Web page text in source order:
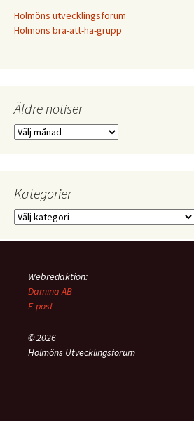
Holmöns utvecklingsforum
Holmöns bra-att-ha-grupp
Äldre notiser
Äldre
Kategorier
Kategorier
Webredaktion:
Damina AB
E-post
© 2026
Holmöns Utvecklingsforum